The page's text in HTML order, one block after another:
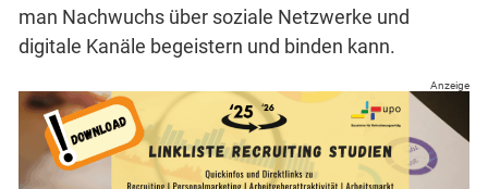
man Nachwuchs über soziale Netzwerke und
digitale Kanäle begeistern und binden kann.
Anzeige